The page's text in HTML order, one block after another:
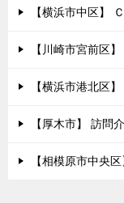
ョ
【横浜市中区】
【川崎市宮前区
【横浜市港北区
【厚木市】 訪問
【相模原市中央